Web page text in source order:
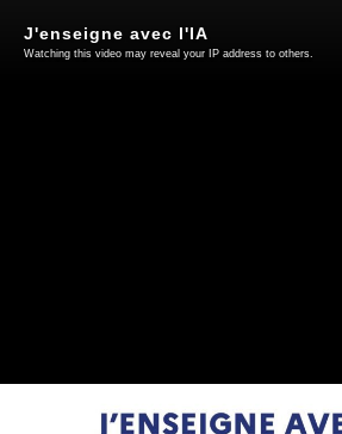
J'enseigne avec l'IA
Watching this video may reveal your IP address to others.